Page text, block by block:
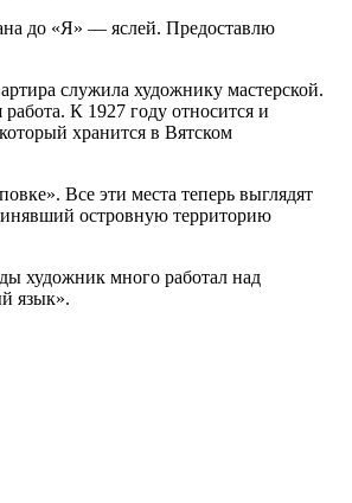
до «Я» — яслей. Предоставлю
служила художнику мастерской.
К 1927 году относится и
хранится в Вятском
Все эти места теперь выглядят
островную территорию
художник много работал над
язык».